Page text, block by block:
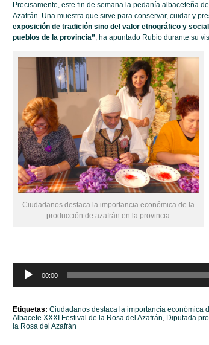
Precisamente, este fin de semana la pedanía albaceteña
Azafrán. Una muestra que sirve para conservar, cuidar y
exposición de tradición sino del valor etnográfico y
pueblos de la provincia”, ha apuntado Rubio durante su
Ciudadanos destaca la importancia económica de la
producción de azafrán en la provincia
Reproductor
audio
00:00
Etiquetas: Ciudadanos destaca la importancia económica
Albacete XXXI Festival de la Rosa del Azafrán, Diputada
la Rosa del Azafrán